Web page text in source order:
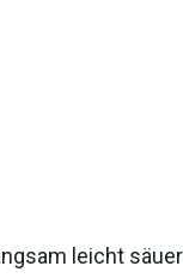
leicht